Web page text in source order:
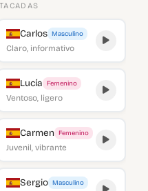
Carlos Masculino
Claro, informativo
Lucía Femenino
Ventoso, ligero
Carmen Femenino
Juvenil, vibrante
Sergio Masculino